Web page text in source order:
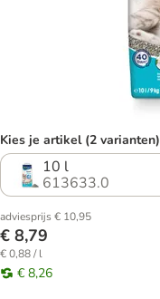
Kies je artikel (2 varianten)
10 l
613633.0
adviesprijs € 10,95
€ 8,79
€ 0,88 / l
€ 8,26